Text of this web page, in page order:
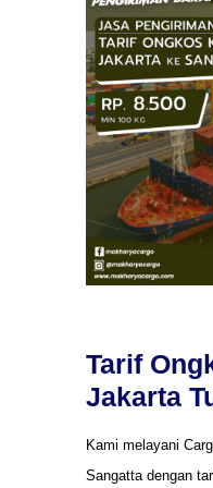
Tarif
Jakarta
Kami melayani
Sangatta dengan